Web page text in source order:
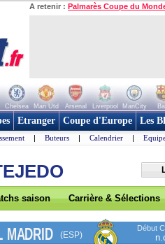
A retenir : Palmarès Coupe du
Chelsea Man Utd Arsenal Liverpool ManCity
Etranger Coupe d'Europe Les
| Buteurs | Calendrier |
saison Carrière & Sélections
MADRID (ESP)
Début